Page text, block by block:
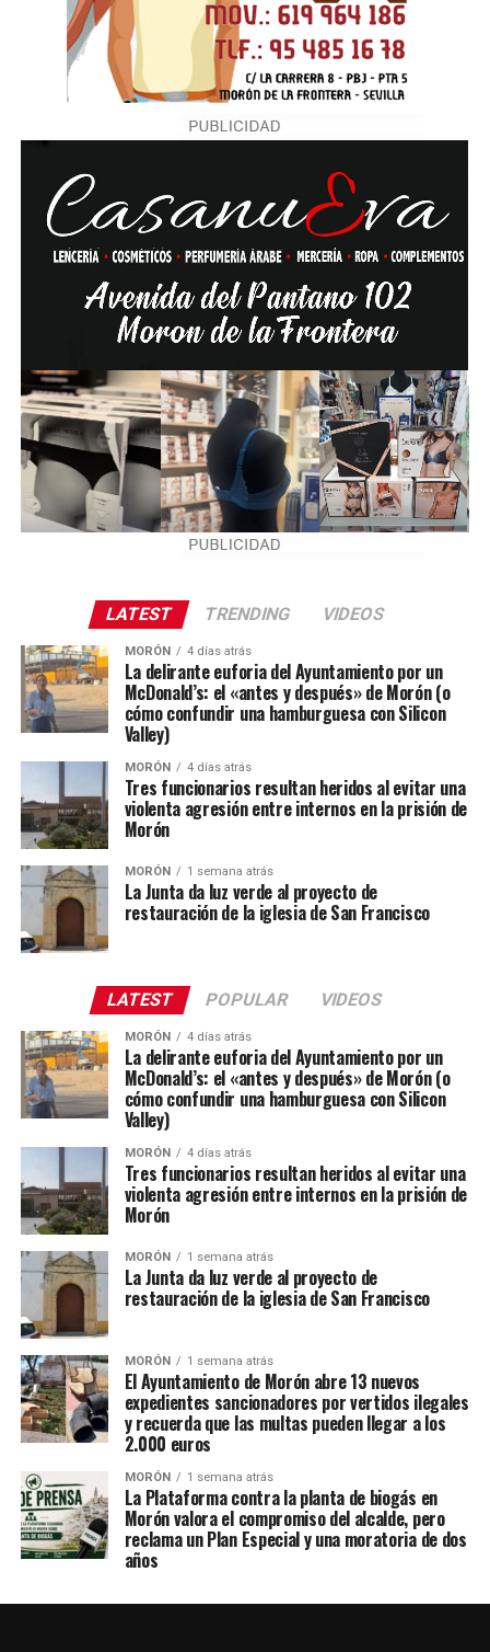
LATEST TRENDING VIDEOS
MORÓN 4 días atrás
La delirante euforia del Ayuntamiento por un
McDonald’s: el «antes y después» de Morón (o
cómo confundir una hamburguesa con Silicon
Valley)
MORÓN 4 días atrás
Tres funcionarios resultan heridos al evitar una
violenta agresión entre internos en la prisión de
Morón
MORÓN 1 semana atrás
La Junta da luz verde al proyecto de
restauración de la iglesia de San Francisco
LATEST POPULAR VIDEOS
MORÓN 4 días atrás
La delirante euforia del Ayuntamiento por un
McDonald’s: el «antes y después» de Morón (o
cómo confundir una hamburguesa con Silicon
Valley)
MORÓN 4 días atrás
Tres funcionarios resultan heridos al evitar una
violenta agresión entre internos en la prisión de
Morón
MORÓN 1 semana atrás
La Junta da luz verde al proyecto de
restauración de la iglesia de San Francisco
MORÓN 1 semana atrás
El Ayuntamiento de Morón abre 13 nuevos
expedientes sancionadores por vertidos ilegales
y recuerda que las multas pueden llegar a los
2.000 euros
MORÓN 1 semana atrás
La Plataforma contra la planta de biogás en
Morón valora el compromiso del alcalde, pero
reclama un Plan Especial y una moratoria de dos
años